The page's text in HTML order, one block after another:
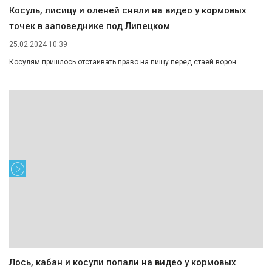
Косуль, лисицу и оленей сняли на видео у кормовых
точек в заповеднике под Липецком
25.02.2024 10:39
Косулям пришлось отстаивать право на пищу перед стаей ворон
Лось, кабан и косули попали на видео у кормовых